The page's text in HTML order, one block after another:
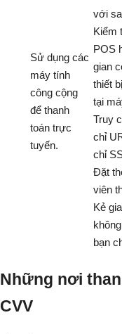
Sử dụng các
máy tính
công cộng
để thanh
toán trực
tuyến.
với
Kiểm
POS
gian
thiết
tại
Truy
chỉ
chỉ
Đặt
viên
Kẻ
bạn
Những nơi
CVV